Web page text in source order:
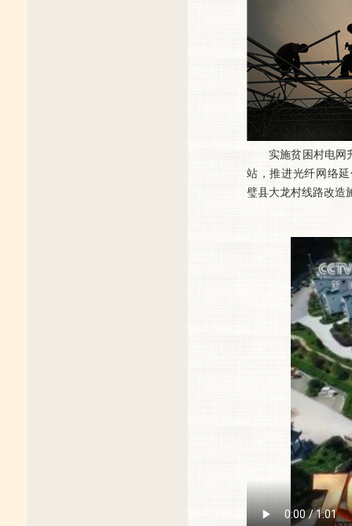
实施贫困村电网升
站，推进光纤网络
璧县大龙村线路改造